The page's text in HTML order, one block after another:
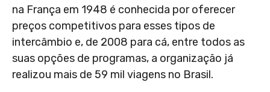
na França em 1948 é conhecida por oferecer
preços competitivos para esses tipos de
intercâmbio e, de 2008 para cá, entre todos as
suas opções de programas, a organização já
realizou mais de 59 mil viagens no Brasil.